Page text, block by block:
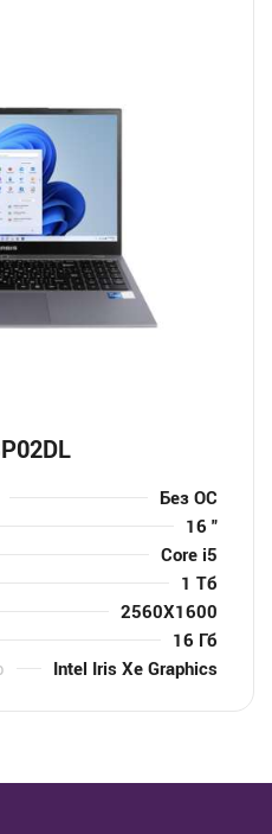
Без ОС
16 "
Core i5
1 Тб
2560X1600
16 Гб
Intel Iris Xe Graphics